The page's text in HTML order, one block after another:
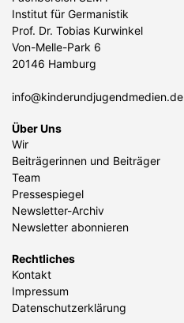
Institut für Germanistik
Prof. Dr. Tobias Kurwinkel
Von-Melle-Park 6
20146 Hamburg
info@kinderundjugendmedien.de
Über Uns
Wir
Beiträgerinnen und Beiträger
Team
Pressespiegel
Newsletter-Archiv
Newsletter abonnieren
Rechtliches
Kontakt
Impressum
Datenschutzerklärung